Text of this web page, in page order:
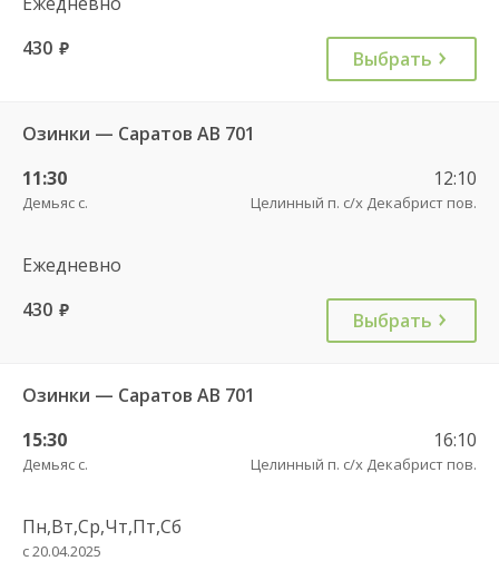
430 руб. Выбрать
Озинки — Саратов АВ 701
11:30
Демьяс с.
12:10
Целинный п. с/х Декабрист пов.
Ежедневно
430 руб. Выбрать
Озинки — Саратов АВ 701
15:30
Демьяс с.
16:10
Целинный п. с/х Декабрист пов.
Пн,Вт,Ср,Чт,Пт,Сб
с 20.04.2025